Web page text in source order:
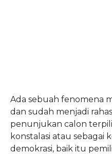
Ada sebuah fenomena
dan sudah menjadi
penunjukan calon
konstalasi atau sebagai
demokrasi, baik itu